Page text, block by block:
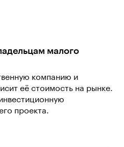
малого
компанию и
её стоимость на рынке.
проекта.